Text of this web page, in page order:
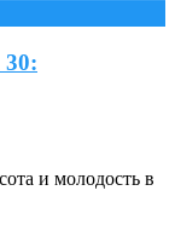
30:
и молодость в